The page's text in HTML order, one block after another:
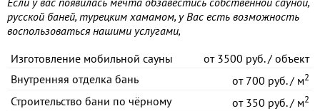
русской баней, турецким хамамом, у Вас есть возможность
воспользоваться нашими услугами,
Изготовление мобильной сауны
от3500 руб. / объект
Внутренняя отделка бань
от700 руб. / м2
Строительство бани по чёрному от350 руб. / м2